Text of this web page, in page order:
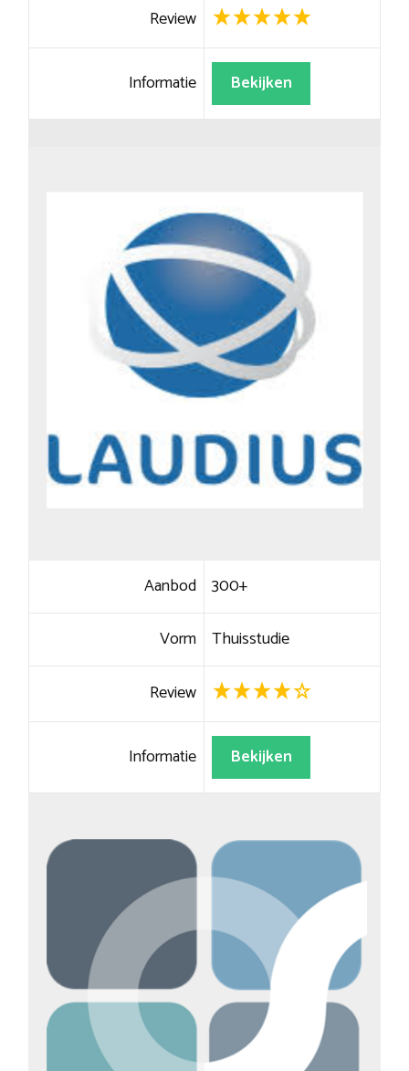
Review
Informatie Bekijken
Aanbod 300+
Vorm Thuisstudie
Review
Informatie Bekijken